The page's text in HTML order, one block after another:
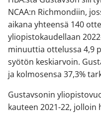
NCAA:n Richmondiin,
aikana yhteensä 140
yliopistokaudellaan
minuuttia ottelussa 4,9
syötön keskiarvoin.
ja kolmosensa 37,3%
Gustavsonin
kauteen 2021-22, jolloin